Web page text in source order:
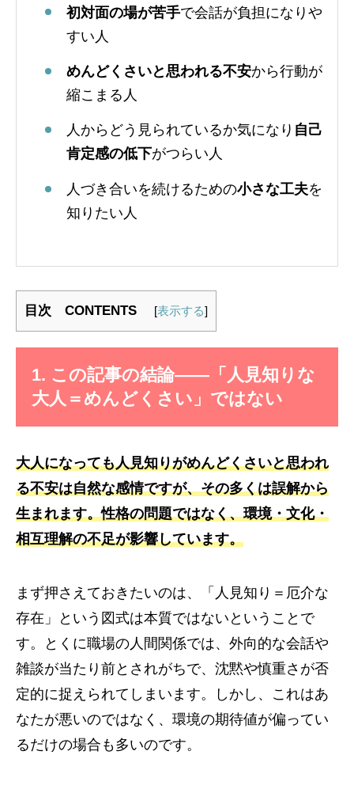
初対面の場が苦手で会話が負担になりや
すい人
めんどくさいと思われる不安から行動が
縮こまる人
人からどう見られているか気になり 自己
肯定感の低下がつらい人
人づき合いを続けるための小さな工夫を
知りたい人
目次 CONTENTS [表示する]
1. この記事の結論——「人見知りな
大人＝めんどくさい」ではない
大人になっても人見知りがめんどくさいと思われ
る不安は自然な感情ですが、その多くは誤解から
生まれます。性格の問題ではなく、環境・文化・
相互理解の不足が影響しています。
まず押さえておきたいのは、「人見知り＝厄介な
存在」という図式は本質ではないということで
す。とくに職場の人間関係では、外向的な会話や
雑談が当たり前とされがちで、沈黙や慎重さが否
定的に捉えられてしまいます。しかし、これはあ
なたが悪いのではなく、環境の期待値が偏ってい
るだけの場合も多いのです。